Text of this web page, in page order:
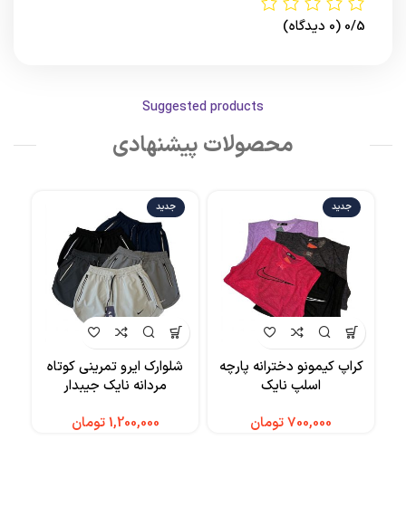
0/5 (0 دیدگاه)
Suggested products
محصولات پیشنهادی
جدید
کراپ کیمونو دخترانه پارچه
اسلپ نایک
تومان
جدید
شلوارک ایرو تمرینی کوتاه
مردانه نایک جیبدار
تومان